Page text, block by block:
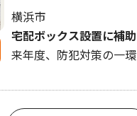
横浜市
宅配ボックス設置に補助
来年度、防犯対策の一環